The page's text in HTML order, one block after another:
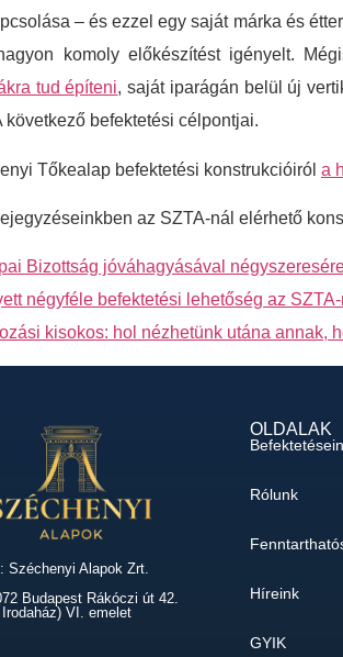
– és ezzel egy saját márka és
komoly előkészítést igényelt.
tud építeni, saját iparágán belül új
következő befektetési célpontjai.
Tőkealap befektetési konstrukcióiról a
az SZTA-nál elérhető
Bizottság jóváhagyásával
négyféle befektetési lehetőség az SZTA-
kisokos: hol nézhetünk utána annak,
Széchenyi Alapok Zrt.
Budapest Rákóczi út 42.
VI. emelet
OLDALAK
Rólunk
Híreink
GYIK